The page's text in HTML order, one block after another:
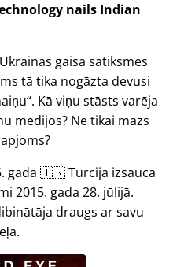
nails Indian
gaisa satiksmes
tā tika nogāzta devusi
. Kā viņu stāsts varēja
medijos? Ne tikai mazs
gadā 🇹🇷 Turcija izsauca
2015. gada 28. jūlijā.
draugs ar savu